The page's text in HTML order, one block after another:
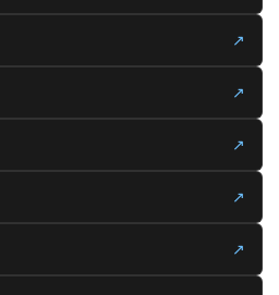
↗
↗
↗
↗
↗